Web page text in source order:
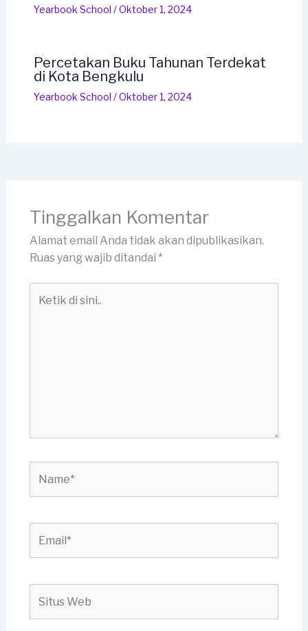
Yearbook School /Oktober 1, 2024
Percetakan Buku Tahunan Terdekat
di Kota Bengkulu
Yearbook School /Oktober 1, 2024
Tinggalkan Komentar
Alamat email Anda tidak akan dipublikasikan.
Ruas yang wajib ditandai *
Web